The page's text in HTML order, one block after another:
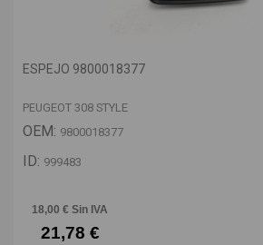
ESPEJO 9800018377
PEUGEOT 308 STYLE
OEM: 9800018377
ID: 999483
18,00 € Sin IVA
21,78 €